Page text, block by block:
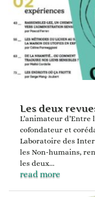
Les deux
L’animateur d’Entre
cofondateur et
Laboratoire des
les Non-humains,
les deux...
read more